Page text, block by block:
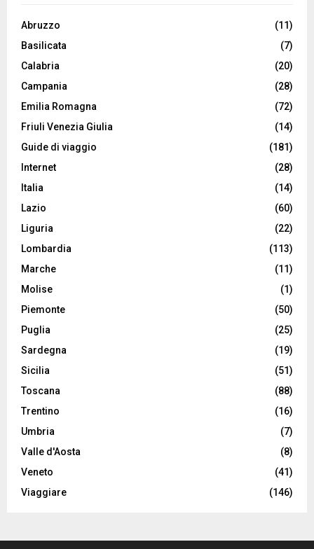
Abruzzo
(11)
Basilicata
(7)
Calabria
(20)
Campania
(28)
Emilia Romagna
(72)
Friuli Venezia Giulia
(14)
Guide di viaggio
(181)
Internet
(28)
Italia
(14)
Lazio
(60)
Liguria
(22)
Lombardia
(113)
Marche
(11)
Molise
(1)
Piemonte
(50)
Puglia
(25)
Sardegna
(19)
Sicilia
(51)
Toscana
(88)
Trentino
(16)
Umbria
(7)
Valle d'Aosta
(8)
Veneto
(41)
Viaggiare
(146)